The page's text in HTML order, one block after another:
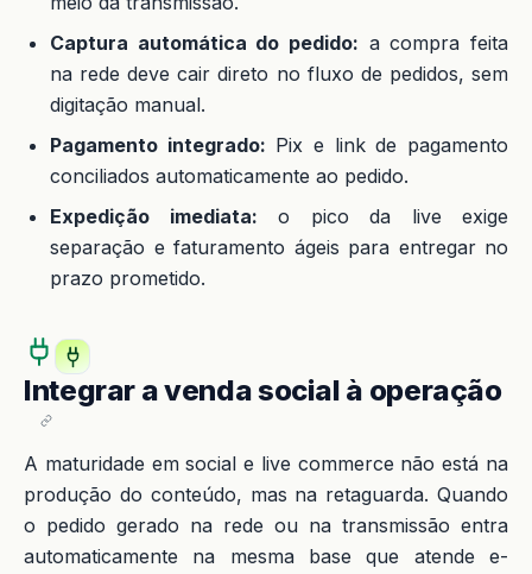
Captura automática do pedido: a compra feita
na rede deve cair direto no fluxo de pedidos, sem
digitação manual.
Pagamento integrado: Pix e link de pagamento
conciliados automaticamente ao pedido.
Expedição imediata: o pico da live exige
separação e faturamento ágeis para entregar no
prazo prometido.
Integrar a venda social à operação
A maturidade em social e live commerce não está na
produção do conteúdo, mas na retaguarda. Quando
o pedido gerado na rede ou na transmissão entra
automaticamente na mesma base que atende e-